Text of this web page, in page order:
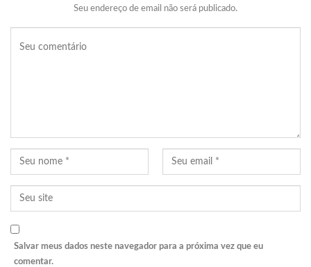
Seu endereço de email não será publicado.
Salvar meus dados neste navegador para a próxima vez que eu
comentar.